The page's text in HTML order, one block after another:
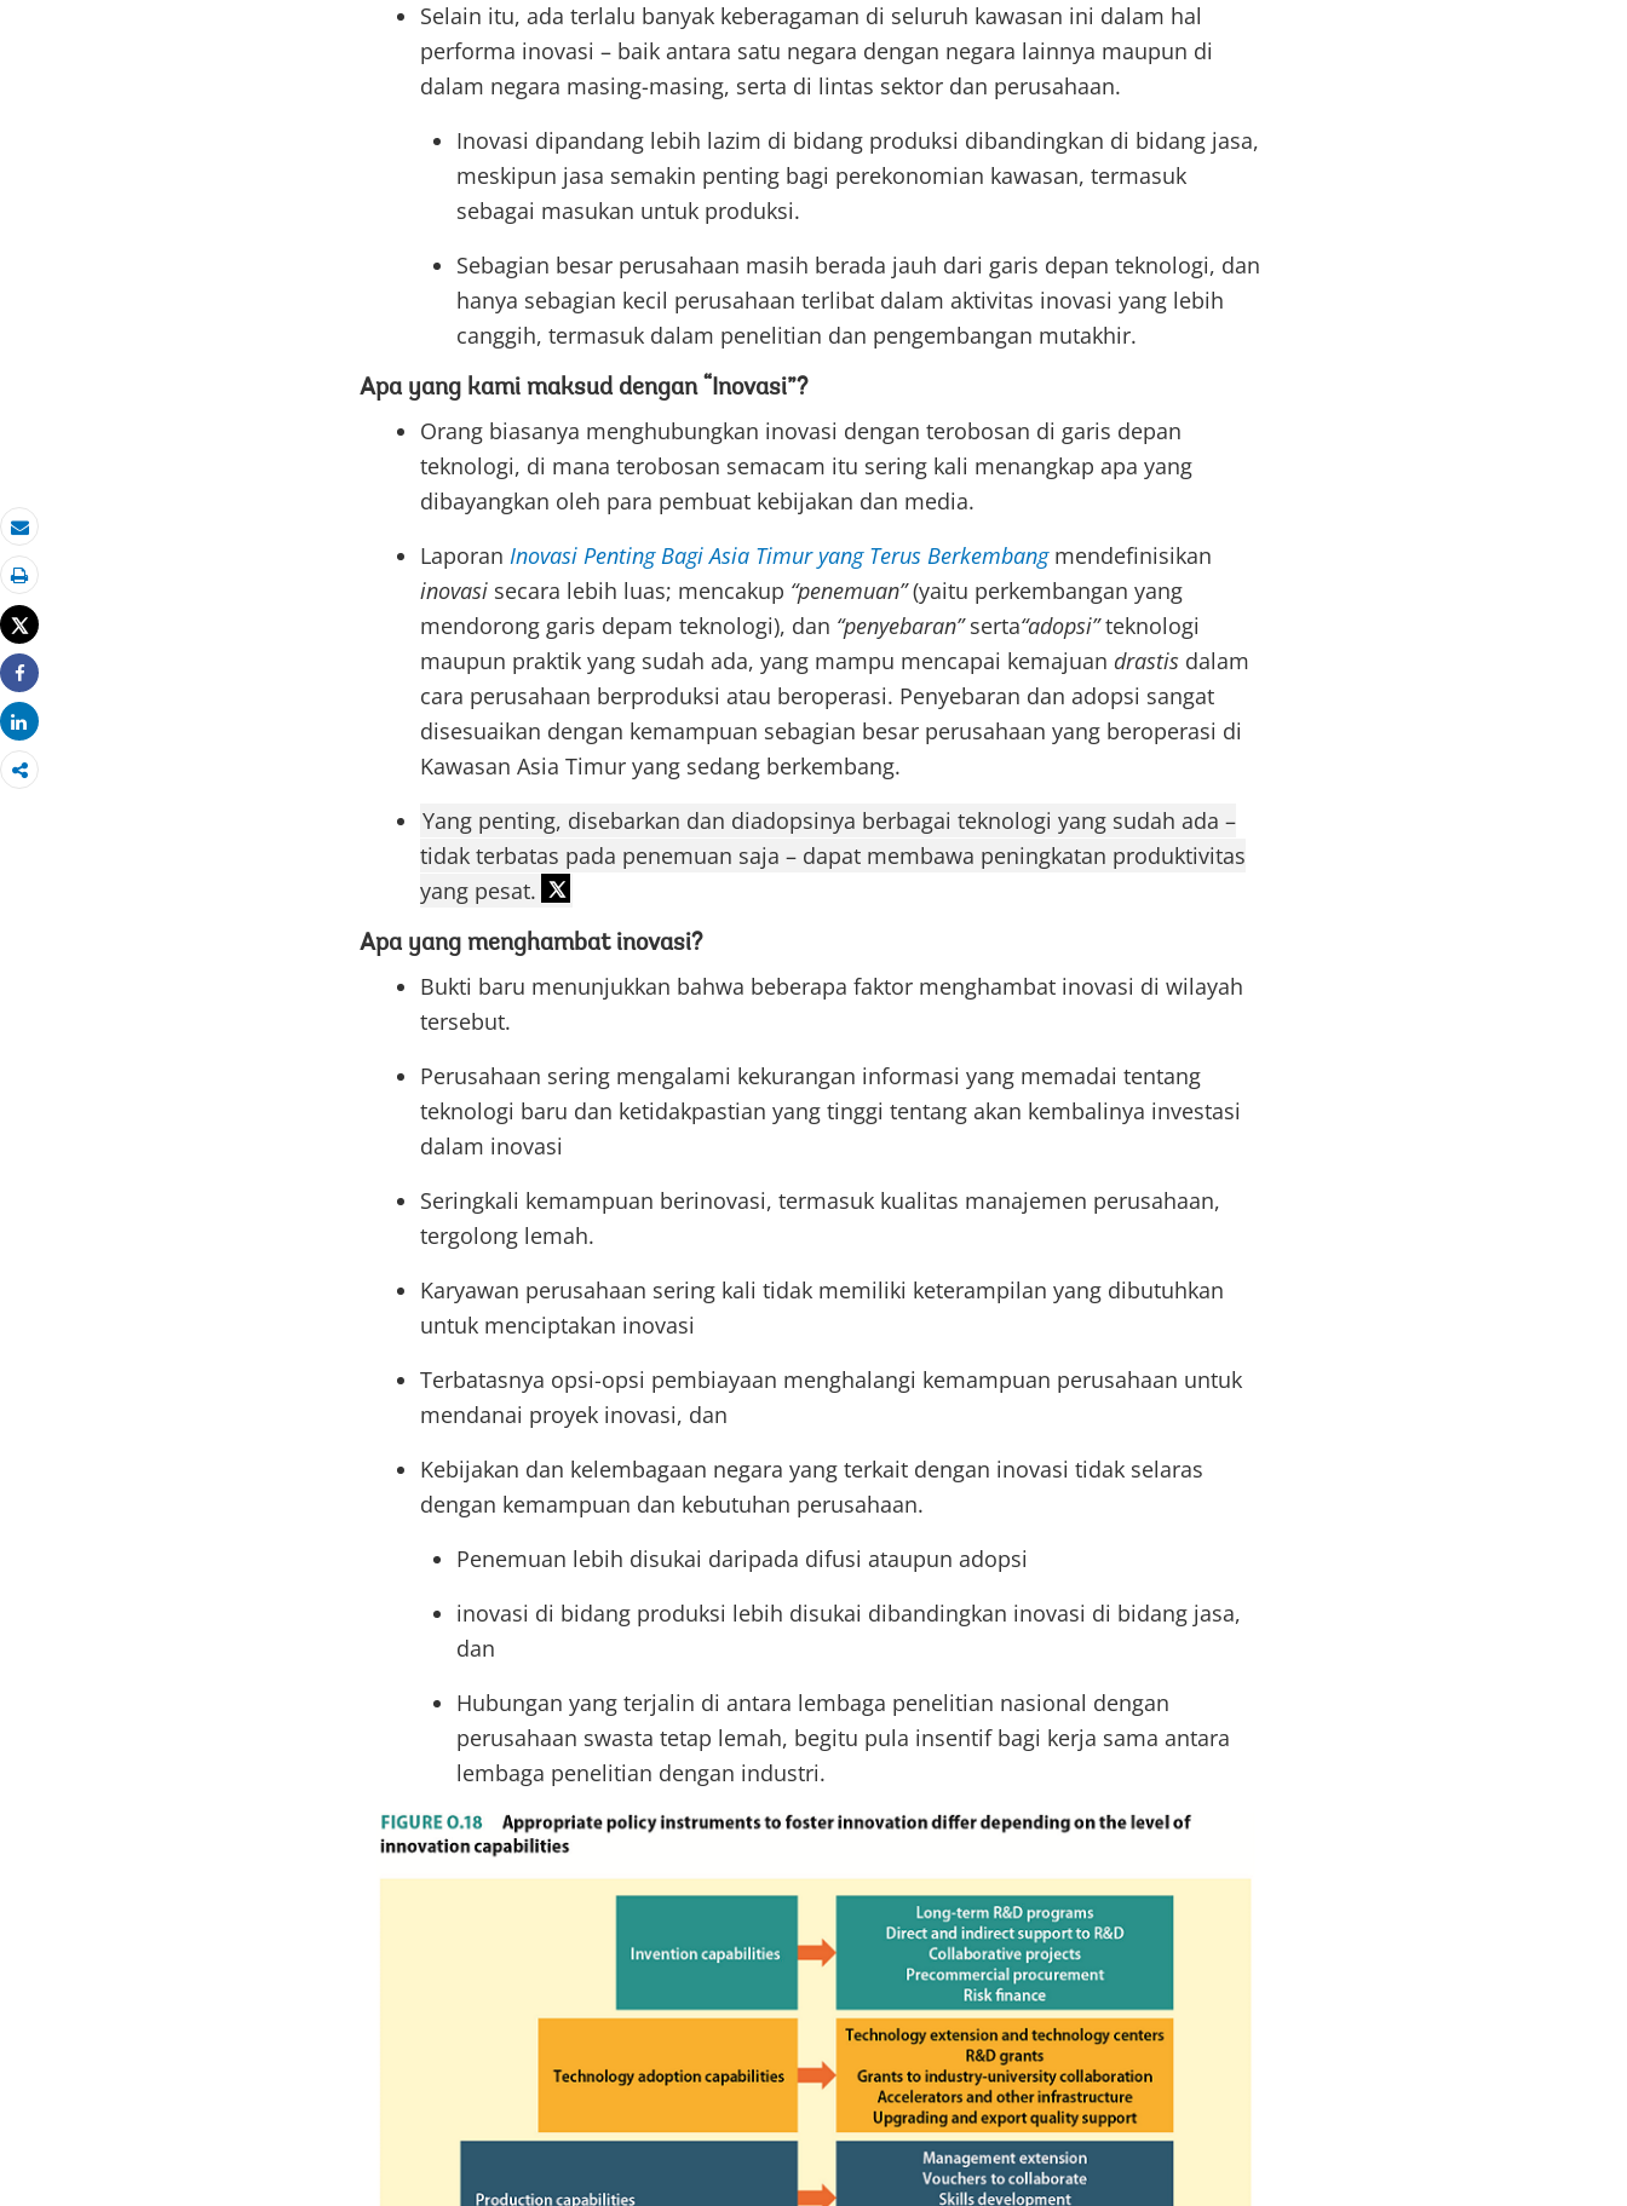
Email
Cetak
Tweet
Share
Share
Selain itu, ada terlalu banyak keberagaman di seluruh kawasan ini dalam hal
performa inovasi – baik antara satu negara dengan negara lainnya maupun di
dalam negara masing-masing, serta di lintas sektor dan perusahaan.
Inovasi dipandang lebih lazim di bidang produksi dibandingkan di bidang jasa,
meskipun jasa semakin penting bagi perekonomian kawasan, termasuk
sebagai masukan untuk produksi.
Sebagian besar perusahaan masih berada jauh dari garis depan teknologi, dan
hanya sebagian kecil perusahaan terlibat dalam aktivitas inovasi yang lebih
canggih, termasuk dalam penelitian dan pengembangan mutakhir.
Apa yang kami maksud dengan “Inovasi”?
Orang biasanya menghubungkan inovasi dengan terobosan di garis depan
teknologi, di mana terobosan semacam itu sering kali menangkap apa yang
dibayangkan oleh para pembuat kebijakan dan media.
Laporan Inovasi Penting Bagi Asia Timur yang Terus Berkembangmendefinisikan
inovasi secara lebih luas; mencakup “penemuan”(yaitu perkembangan yang
mendorong garis depam teknologi), dan “penyebaran”serta“adopsi”teknologi
maupun praktik yang sudah ada, yang mampu mencapai kemajuan drastis dalam
cara perusahaan berproduksi atau beroperasi. Penyebaran dan adopsi sangat
disesuaikan dengan kemampuan sebagian besar perusahaan yang beroperasi di
Kawasan Asia Timur yang sedang berkembang.
Yang penting, disebarkan dan diadopsinya berbagai teknologi yang sudah ada –
tidak terbatas pada penemuan saja – dapat membawa peningkatan produktivitas
yang pesat.
Apa yang menghambat inovasi?
Bukti baru menunjukkan bahwa beberapa faktor menghambat inovasi di wilayah
tersebut.
Perusahaan sering mengalami kekurangan informasi yang memadai tentang
teknologi baru dan ketidakpastian yang tinggi tentang akan kembalinya investasi
dalam inovasi
Seringkali kemampuan berinovasi, termasuk kualitas manajemen perusahaan,
tergolong lemah.
Karyawan perusahaan sering kali tidak memiliki keterampilan yang dibutuhkan
untuk menciptakan inovasi
Terbatasnya opsi-opsi pembiayaan menghalangi kemampuan perusahaan untuk
mendanai proyek inovasi, dan
Kebijakan dan kelembagaan negara yang terkait dengan inovasi tidak selaras
dengan kemampuan dan kebutuhan perusahaan.
Penemuan lebih disukai daripada difusi ataupun adopsi
inovasi di bidang produksi lebih disukai dibandingkan inovasi di bidang jasa,
dan
Hubungan yang terjalin di antara lembaga penelitian nasional dengan
perusahaan swasta tetap lemah, begitu pula insentif bagi kerja sama antara
lembaga penelitian dengan industri.